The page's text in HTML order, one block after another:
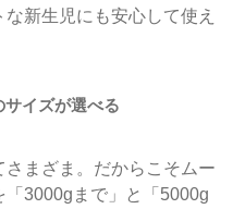
新生児にも安心して使え
サイズが選べる
まざま。だからこそムー
3000gまで」と「5000g